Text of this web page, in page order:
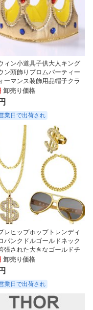
ィン小道具子供大人キング
ン頭飾りプロムパーティー
ーマンス装飾用品帽子クラ
卸売り価格
業日で出荷され
レヒップホップトレンディ
パンクドルゴールドネック
張された大きなゴールドチ
バケットハットパーティー
ドレス
卸売り価格
業日で出荷され